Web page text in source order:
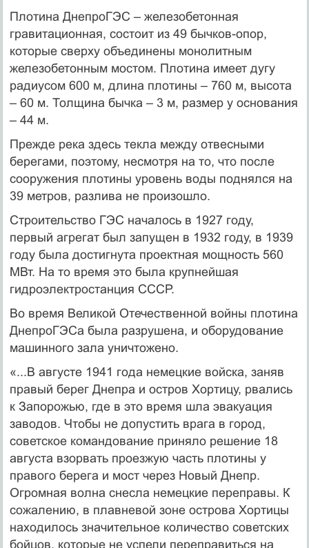
Плотина ДнепроГЭС – железобетонная
гравитационная, состоит из 49 бычков-опор,
которые сверху объединены монолитным
железобетонным мостом. Плотина имеет дугу
радиусом 600 м, длина плотины – 760 м, высота
– 60 м. Толщина бычка – 3 м, размер у основания
– 44 м.
Прежде река здесь текла между отвесными
берегами, поэтому, несмотря на то, что после
сооружения плотины уровень воды поднялся на
39 метров, разлива не произошло.
Строительство ГЭС началось в 1927 году,
первый агрегат был запущен в 1932 году, в 1939
году была достигнута проектная мощность 560
МВт. На то время это была крупнейшая
гидроэлектростанция СССР.
Во время Великой Отечественной войны плотина
ДнепроГЭСа была разрушена, и оборудование
машинного зала уничтожено.
«...В августе 1941 года немецкие войска, заняв
правый берег Днепра и остров Хортицу, рвались
к Запорожью, где в это время шла эвакуация
заводов. Чтобы не допустить врага в город,
советское командование приняло решение 18
августа взорвать проезжую часть плотины у
правого берега и мост через Новый Днепр.
Огромная волна снесла немецкие переправы. К
сожалению, в плавневой зоне острова Хортицы
находилось значительное количество советских
бойцов, которые не успели переправиться на